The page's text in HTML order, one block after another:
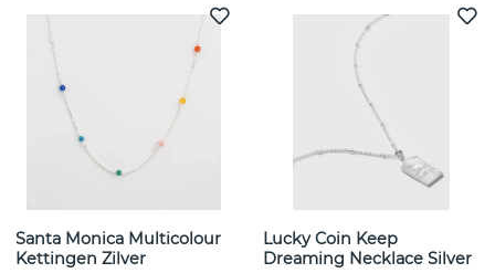
Santa Monica Multicolour
Kettingen Zilver
Lucky Coin Keep
Dreaming Necklace Silver